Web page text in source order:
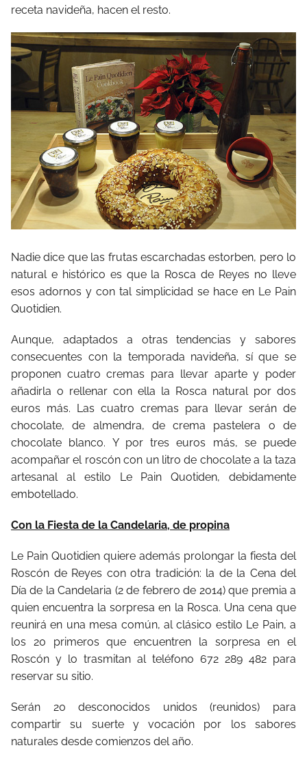
receta navideña, hacen el resto.
Nadie dice que las frutas escarchadas estorben, pero lo
natural e histórico es que la Rosca de Reyes no lleve
esos adornos y con tal simplicidad se hace en Le Pain
Quotidien.
Aunque, adaptados a otras tendencias y sabores
consecuentes con la temporada navideña, sí que se
proponen cuatro cremas para llevar aparte y poder
añadirla o rellenar con ella la Rosca natural por dos
euros más. Las cuatro cremas para llevar serán de
chocolate, de almendra, de crema pastelera o de
chocolate blanco. Y por tres euros más, se puede
acompañar el roscón con un litro de chocolate a la taza
artesanal al estilo Le Pain Quotiden, debidamente
embotellado.
Con la Fiesta de la Candelaria, de propina
Le Pain Quotidien quiere además prolongar la fiesta del
Roscón de Reyes con otra tradición: la de la Cena del
Día de la Candelaria (2 de febrero de 2014) que premia a
quien encuentra la sorpresa en la Rosca. Una cena que
reunirá en una mesa común, al clásico estilo Le Pain, a
los 20 primeros que encuentren la sorpresa en el
Roscón y lo trasmitan al teléfono 672 289 482 para
reservar su sitio.
Serán 20 desconocidos unidos (reunidos) para
compartir su suerte y vocación por los sabores
naturales desde comienzos del año.